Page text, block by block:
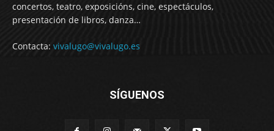
concertos, teatro, exposicións, cine, espectáculos,
presentación de libros, danza…
Contacta: vivalugo@vivalugo.es
SÍGUENOS